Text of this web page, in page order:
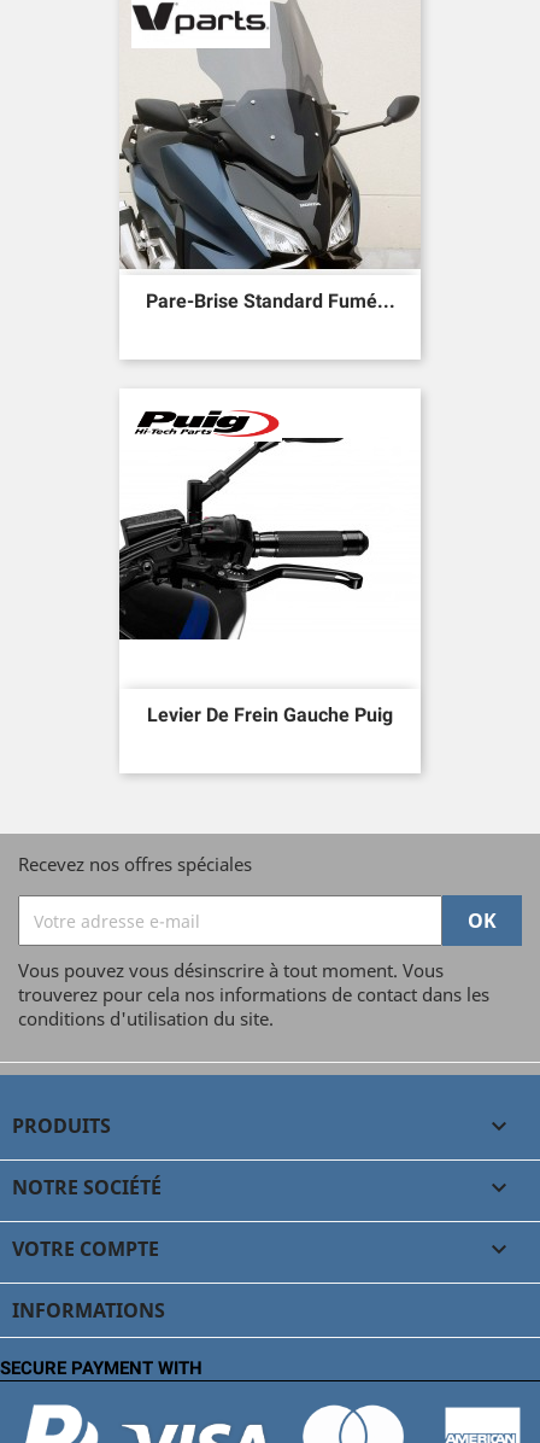
Pare-Brise Standard Fumé...
Levier De Frein Gauche Puig
Recevez nos offres spéciales
Vous pouvez vous désinscrire à tout moment. Vous
trouverez pour cela nos informations de contact dans les
conditions d'utilisation du site.
PRODUITS 
NOTRE SOCIÉTÉ 
VOTRE COMPTE 
INFORMATIONS
SECURE PAYMENT WITH